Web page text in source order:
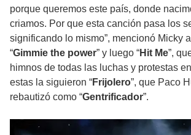
porque queremos este país, donde
criamos. Por que esta canción pasa los
significando lo mismo”, mencionó Micky
“Gimmie the power” y luego “Hit Me”,
himnos de todas las luchas y protestas
estas la siguieron “Frijolero”, que Paco
rebautizó como “Gentrificador”.